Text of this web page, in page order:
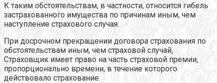
К таким обстоятельствам, в частности, относится гибель
застрахованного имущества по причинам иным, чем
наступление страхового случая.
При досрочном прекращении договора страхования по
обстоятельствам иным, чем страховой случай,
Страховщик имеет право на часть страховой премии,
пропорционально времени, в течение которого
действовало страхование.